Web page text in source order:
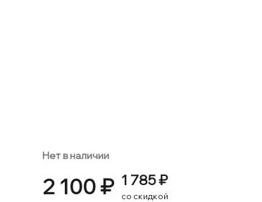
Нет в наличии
2 100 ₽ 1 785 ₽
со скидкой